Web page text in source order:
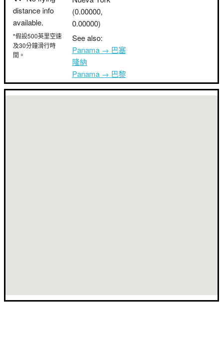
distance info
available.
*假設500英里空速
及30分鐘滑行時
間。
(0.00000,
0.00000)
See also:
Panama → 巴塞
隆納
Panama → 巴黎